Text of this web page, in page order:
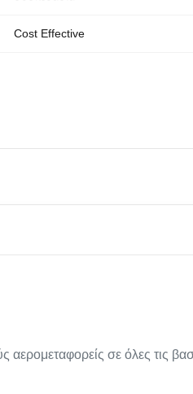
Cost Effective
σε όλες τις